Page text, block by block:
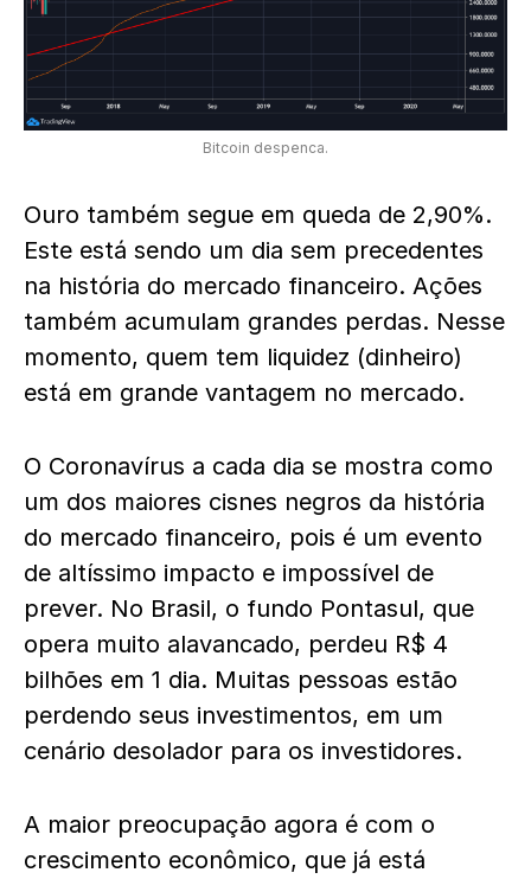
Bitcoin despenca.
Ouro também segue em queda de 2,90%.
Este está sendo um dia sem precedentes
na história do mercado financeiro. Ações
também acumulam grandes perdas. Nesse
momento, quem tem liquidez (dinheiro)
está em grande vantagem no mercado.
O Coronavírus a cada dia se mostra como
um dos maiores cisnes negros da história
do mercado financeiro, pois é um evento
de altíssimo impacto e impossível de
prever. No Brasil, o fundo Pontasul, que
opera muito alavancado, perdeu R$ 4
bilhões em 1 dia. Muitas pessoas estão
perdendo seus investimentos, em um
cenário desolador para os investidores.
A maior preocupação agora é com o
crescimento econômico, que já está